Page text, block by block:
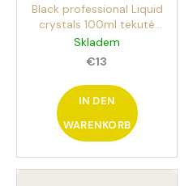
Black professional Liquid
crystals 100ml tekuté
krystaly na suché vlasy
1017
Skladem
€13
IN DEN
WARENKORB